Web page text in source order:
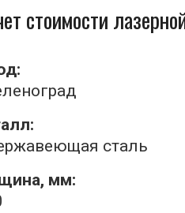
стоимости
сталь
мм: